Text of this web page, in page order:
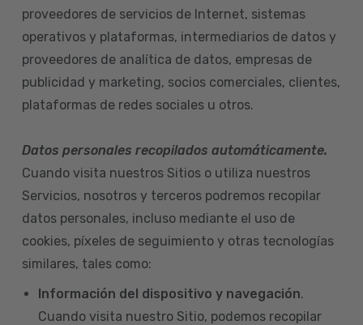
proveedores de servicios de Internet, sistemas
operativos y plataformas, intermediarios de datos y
proveedores de analítica de datos, empresas de
publicidad y marketing, socios comerciales, clientes,
plataformas de redes sociales u otros.
Datos personales recopilados automáticamente.
Cuando visita nuestros Sitios o utiliza nuestros
Servicios, nosotros y terceros podremos recopilar
datos personales, incluso mediante el uso de
cookies, píxeles de seguimiento y otras tecnologías
similares, tales como:
Información del dispositivo y navegación.
Cuando visita nuestro Sitio, podemos recopilar